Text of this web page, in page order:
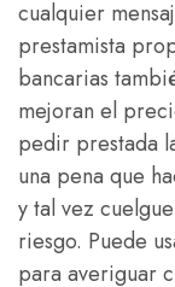
cualquier
prestamista
bancarias
mejoran el
pedir prestada
una pena que
y tal vez
riesgo. Puede
para averiguar